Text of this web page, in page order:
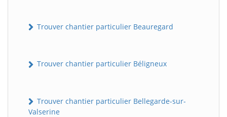
Trouver chantier particulier Beauregard
Trouver chantier particulier Béligneux
Trouver chantier particulier Bellegarde-sur-
Valserine